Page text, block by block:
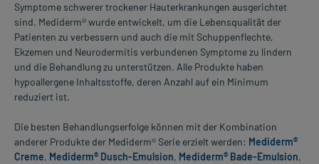
Symptome schwerer trockener Hauterkrankungen ausgerichtet
sind. Mediderm® wurde entwickelt, um die Lebensqualität der
Patienten zu verbessern und auch die mit Schuppenflechte,
Ekzemen und Neurodermitis verbundenen Symptome zu lindern
und die Behandlung zu unterstützen. Alle Produkte haben
hypoallergene Inhaltsstoffe, deren Anzahl auf ein Minimum
reduziert ist.
Die besten Behandlungserfolge können mit der Kombination
anderer Produkte der Mediderm® Serie erzielt werden: Mediderm®
Creme, Mediderm® Dusch-Emulsion, Mediderm® Bade-Emulsion,